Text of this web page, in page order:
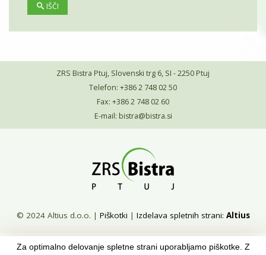
IŠČI
ZRS Bistra Ptuj, Slovenski trg 6, SI - 2250 Ptuj
Telefon: +386 2 748 02 50
Fax: +386 2 748 02 60
E-mail: bistra@bistra.si
© 2024 Altius d.o.o. | Piškotki | Izdelava spletnih strani: Altius
Za optimalno delovanje spletne strani uporabljamo piškotke. Z